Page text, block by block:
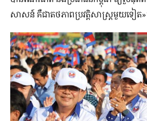
សាសន៍ គឺជាតថភាពប្រវត្តិសាស្ត្រមួយទៀត